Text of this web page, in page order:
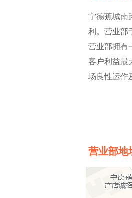
宁德蕉城南
利。营业部
营业部拥有
客户利益最
场良性运作
营业部地